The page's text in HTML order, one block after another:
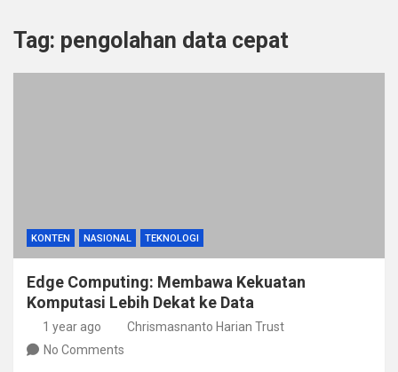
Tag: pengolahan data cepat
KONTEN NASIONAL TEKNOLOGI
Edge Computing: Membawa Kekuatan
Komputasi Lebih Dekat ke Data
1 year ago
Chrismasnanto Harian Trust
No Comments